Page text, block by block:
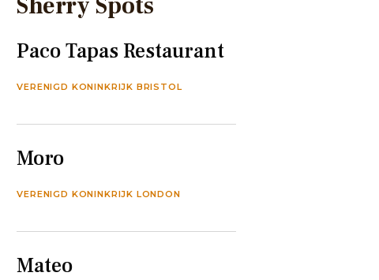
Paco Tapas Restaurant
VERENIGD KONINKRIJK BRISTOL
Moro
VERENIGD KONINKRIJK LONDON
Mateo